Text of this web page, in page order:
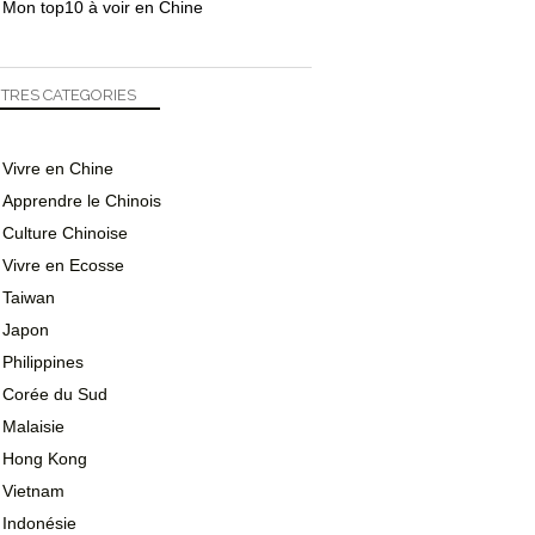
Mon top10 à voir en Chine
CATEGORIES
Vivre en Chine
Apprendre le Chinois
Culture Chinoise
Vivre en Ecosse
Taiwan
Japon
Philippines
Corée du Sud
Malaisie
Hong Kong
Vietnam
Indonésie